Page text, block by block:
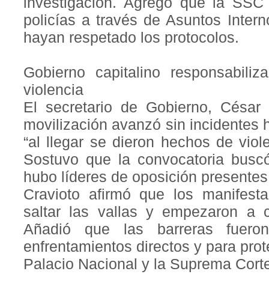
policías a través de Asuntos
hayan respetado los protocolos.
Gobierno capitalino
violencia
El secretario de Gobierno,
movilización avanzó sin incidentes
“al llegar se dieron hechos de
Sostuvo que la convocatoria
hubo líderes de oposición
Cravioto afirmó que los
saltar las vallas y empezaron a
Añadió que las barreras
enfrentamientos directos y para
Palacio Nacional y la Suprema